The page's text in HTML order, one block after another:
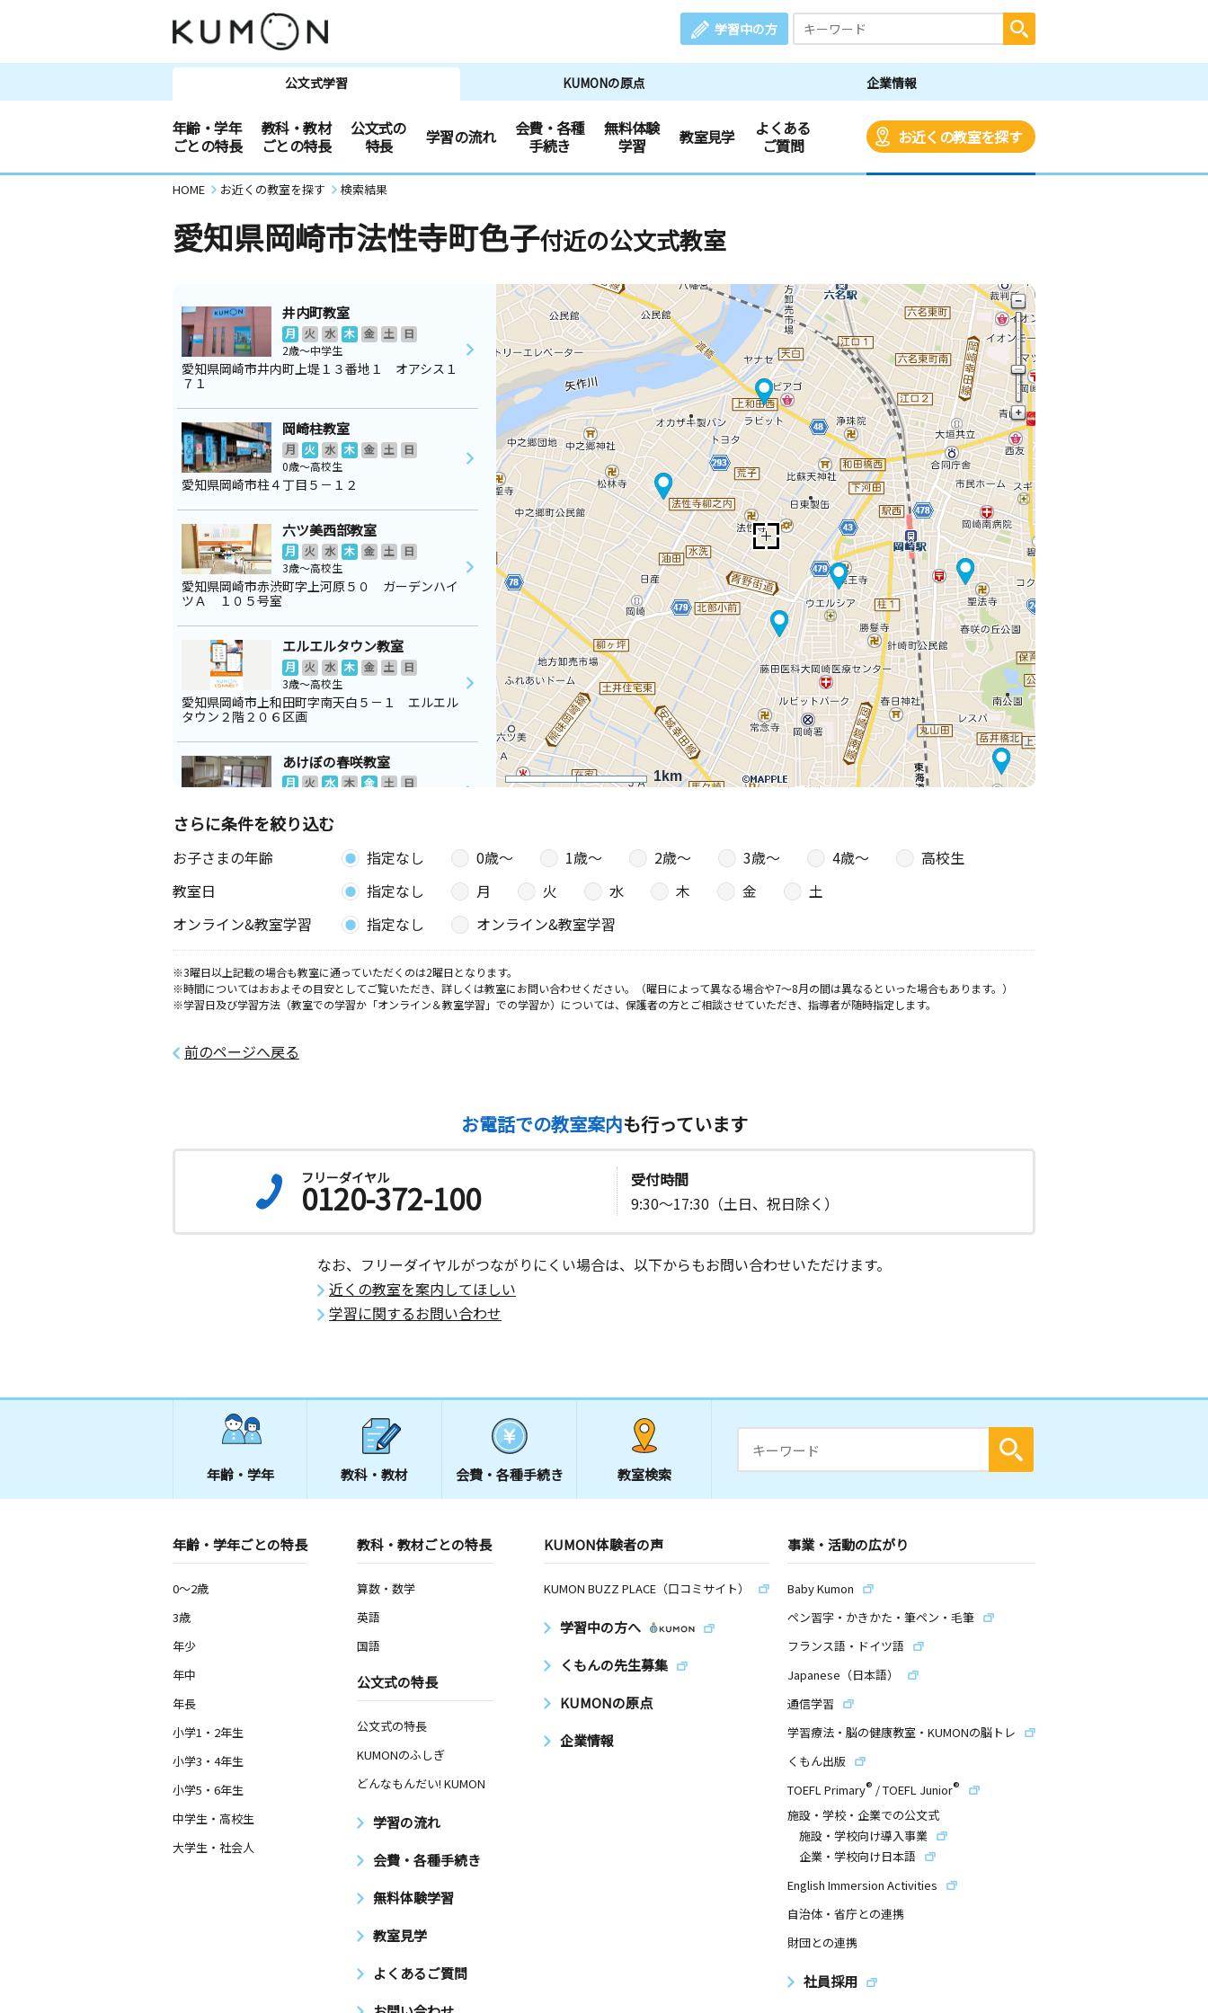
学習中の方
公文式学習 KUMONの原点 企業情報
年齢・学年
ごとの特長
教科・教材
ごとの特長
公文式の
特長
学習の流れ
会費・各種
手続き
無料体験
学習
教室見学
よくある
ご質問
お近くの教室を探す
HOME お近くの教室を探す 検索結果
愛知県岡崎市法性寺町色子付近の公文式教室
1km
井内町教室
月 火 水 木 金 土
日
2歳～中学生
愛知県岡崎市井内町上堤１３番地１ オアシス１
７１
岡崎柱教室
月 火 水 木 金 土
日
0歳～高校生
愛知県岡崎市柱４丁目５－１２
六ツ美西部教室
月 火 水 木 金 土
日
3歳～高校生
愛知県岡崎市赤渋町字上河原５０ ガーデンハイ
ツＡ １０５号室
エルエルタウン教室
月 火 水 木 金 土
日
3歳～高校生
愛知県岡崎市上和田町字南天白５－１ エルエル
タウン２階２０６区画
あけぼの春咲教室
月 火 水 木 金 土
日
愛知県岡崎市柱町字東荒子１１２番地
南公園南教室
木 金 土
日
愛知県岡崎市上地２丁目２８－２０ 大谷マンシ
ョン１０１
さらに条件を絞り込む
お子さまの年齢 指定なし 0歳〜 1歳〜 2歳〜 3歳〜 4歳〜
高校生
教室日
指定なし 月 火 水 木 金
土
オンライン&教室学習
指定なし オンライン&教室学習
※3曜日以上記載の場合も教室に通っていただくのは2曜日となります。
※時間についてはおおよその目安としてご覧いただき、詳しくは教室にお問い合わせください。（曜日によって異なる場合や7～8月の間は異なるといった場合もあります。）
※学習日及び学習方法（教室での学習か「オンライン＆教室学習」での学習か）については、保護者の方とご相談させていただき、指導者が随時指定します。
前のページへ戻る
お電話での教室案内も行っています
フリーダイヤル
0120-372-100
受付時間
9:30～17:30（土日、祝日除く）
なお、フリーダイヤルがつながりにくい場合は、以下からもお問い合わせいただけます。
近くの教室を案内してほしい
学習に関するお問い合わせ
年齢・学年 教科・教材 会費・ 各種手続き 教室検索
年齢・学年ごとの特長
0～2歳
3歳
年少
年中
年長
小学1・2年生
小学3・4年生
小学5・6年生
中学生・高校生
大学生・社会人
教科・教材ごとの特長
算数・数学
英語
国語
公文式の特長
公文式の特長
KUMONのふしぎ
どんなもんだい! KUMON
学習の流れ
会費・各種手続き
無料体験学習
教室見学
よくあるご質問
KUMON体験者の声
KUMON BUZZ PLACE（口コミサイト）
学習中の方へ
くもんの先生募集
KUMONの原点
企業情報
事業・活動の広がり
Baby Kumon
ペン習字・かきかた・筆ペン・毛筆
フランス語・ドイツ語
Japanese（日本語）
通信学習
学習療法・脳の健康教室・KUMONの脳トレ
くもん出版
TOEFL Primary® /TOEFL Junior®
施設・学校・企業での公文式
施設・学校向け導入事業
企業・学校向け日本語
English Immersion Activities
自治体・省庁との連携
財団との連携
社員採用